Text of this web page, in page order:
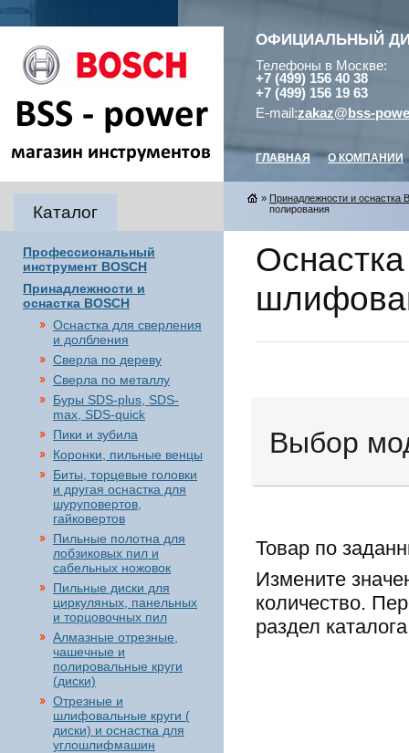
ОФИЦИАЛЬНЫЙ
Телефоны в Москве:
+7 (499) 156 40 38
+7 (499) 156 19 63
E-mail:zakaz@bss-
ГЛАВНАЯ О КОМПАНИИ
Каталог
Профессиональный
инструмент BOSCH
Принадлежности и
оснастка BOSCH
Оснастка для сверления
и долбления
Сверла по дереву
Сверла по металлу
Буры SDS-plus, SDS-
max, SDS-quick
Пики и зубила
Коронки, пильные венцы
Биты, торцевые головки
и другая оснастка для
шуруповертов,
гайковертов
Пильные полотна для
лобзиковых пил и
сабельных ножовок
Пильные диски для
циркуляных, панельных
и торцовочных пил
Алмазные отрезные,
чашечные и
полировальные круги
(диски)
Отрезные и
шлифовальные круги (
диски) и оснастка для
углошлифмашин
» Принадлежности и оснастка
полирования
Выбор
Товар по
Измените
количество.
раздел